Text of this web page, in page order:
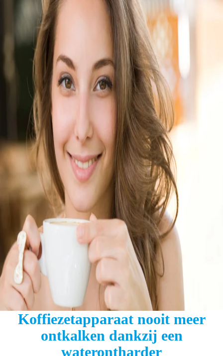
Koffiezetapparaat nooit meer
ontkalken dankzij een
waterontharder